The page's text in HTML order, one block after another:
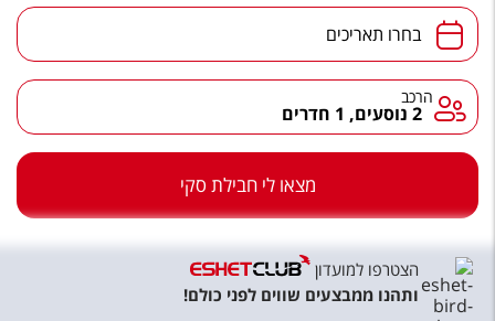
סגנונות טיול
הרגע האחרון
מלונות בחו"ל
Русский
בחרו תאריכים
הרכב
2 נוסעים, 1 חדרים
מצאו לי חבילת סקי
הצטרפו למועדון
ותהנו ממבצעים שווים לפני כולם!